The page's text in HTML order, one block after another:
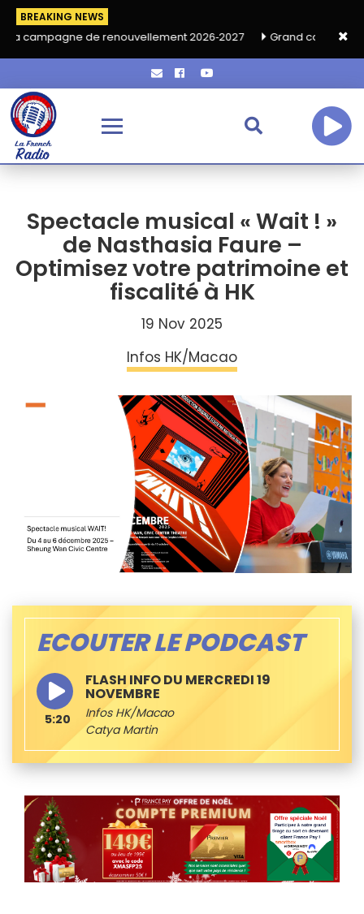
BREAKING NEWS
de renouvellement 2026‑2027 Grand café de rentrée HKA le
Spectacle musical « Wait ! »
de Nasthasia Faure –
Optimisez votre patrimoine et
fiscalité à HK
19 Nov 2025
Infos HK/Macao
ECOUTER LE PODCAST
FLASH INFO DU MERCREDI 19
NOVEMBRE
Infos HK/Macao
Catya Martin
5:20